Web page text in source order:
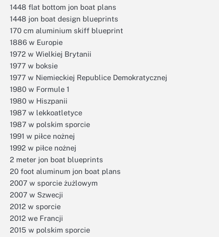
1448 flat bottom jon boat plans
1448 jon boat design blueprints
170 cm aluminium skiff blueprint
1886 w Europie
1972 w Wielkiej Brytanii
1977 w boksie
1977 w Niemieckiej Republice Demokratycznej
1980 w Formule 1
1980 w Hiszpanii
1987 w lekkoatletyce
1987 w polskim sporcie
1991 w piłce nożnej
1992 w piłce nożnej
2 meter jon boat blueprints
20 foot aluminum jon boat plans
2007 w sporcie żużlowym
2007 w Szwecji
2012 w sporcie
2012 we Francji
2015 w polskim sporcie